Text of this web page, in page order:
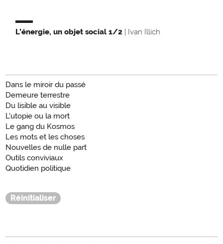
L’énergie, un objet social 1/2 | Ivan Illich
Dans le miroir du passé
Demeure terrestre
Du lisible au visible
L'utopie ou la mort
Le gang du Kosmos
Les mots et les choses
Nouvelles de nulle part
Outils conviviaux
Quotidien politique